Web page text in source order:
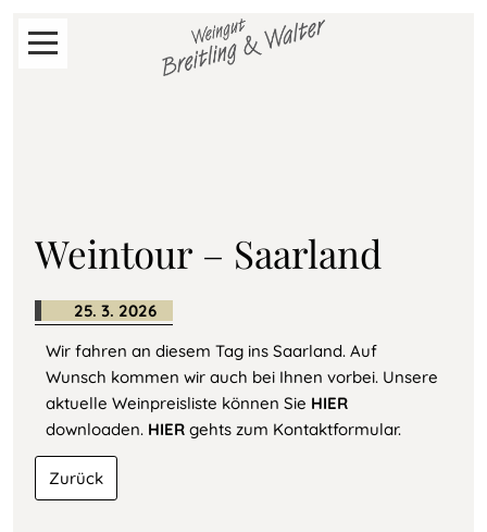
Navigation
Start
Aktuelle
Preislisten
Weingut
Weintour – Saarland
25. 3. 2026
Wir fahren an diesem Tag ins Saarland. Auf
Wunsch kommen wir auch bei Ihnen vorbei. Unsere
aktuelle Weinpreisliste können Sie HIER
downloaden. HIER gehts zum Kontaktformular.
Zurück